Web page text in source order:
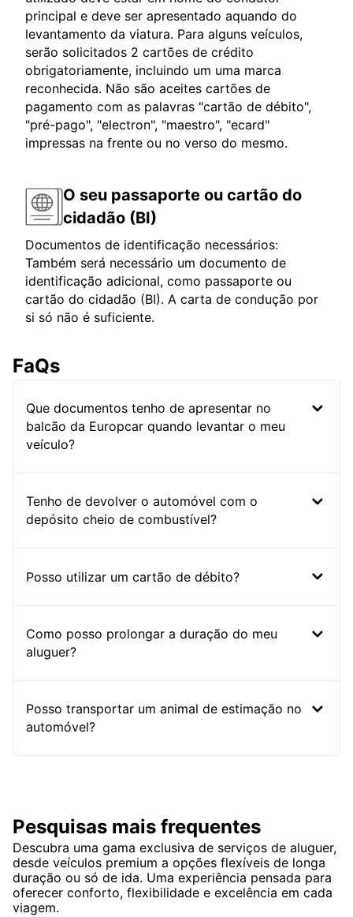
principal e deve ser apresentado aquando do
levantamento da viatura. Para alguns veículos,
serão solicitados 2 cartões de crédito
obrigatoriamente, incluindo um uma marca
reconhecida. Não são aceites cartões de
pagamento com as palavras "cartão de débito",
"pré-pago", "electron", "maestro", "ecard"
impressas na frente ou no verso do mesmo.
O seu passaporte ou cartão do
cidadão (BI)
Documentos de identificação necessários:
Também será necessário um documento de
identificação adicional, como passaporte ou
cartão do cidadão (BI). A carta de condução por
si só não é suficiente.
FaQs
Que documentos tenho de apresentar no
balcão da Europcar quando levantar o meu
veículo?
Tenho de devolver o automóvel com o
depósito cheio de combustível?
Posso utilizar um cartão de débito?
Como posso prolongar a duração do meu
aluguer?
Posso transportar um animal de estimação no
automóvel?
Pesquisas mais frequentes
Descubra uma gama exclusiva de serviços de aluguer,
desde veículos premium a opções flexíveis de longa
duração ou só de ida. Uma experiência pensada para
oferecer conforto, flexibilidade e excelência em cada
viagem.